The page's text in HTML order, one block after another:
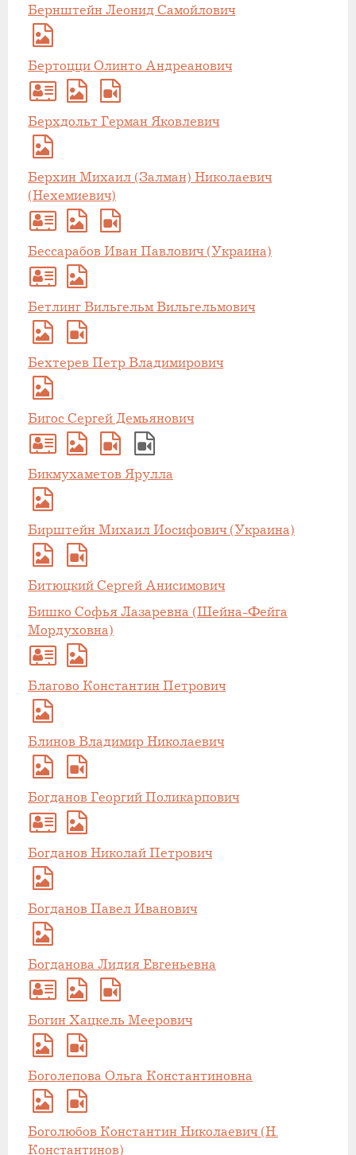
Бернштейн Леонид Самойлович
Бертоцци Олинто Андреанович
Берхдольт Герман Яковлевич
Берхин Михаил (Залман) Николаевич
(Нехемиевич)
Бессарабов Иван Павлович (Украина)
Бетлинг Вильгельм Вильгельмович
Бехтерев Петр Владимирович
Бигос Сергей Демьянович
Бикмухаметов Ярулла
Бирштейн Михаил Иосифович (Украина)
Битюцкий Сергей Анисимович
Бишко Софья Лазаревна (Шейна-Фейга
Мордуховна)
Благово Константин Петрович
Блинов Владимир Николаевич
Богданов Георгий Поликарпович
Богданов Николай Петрович
Богданов Павел Иванович
Богданова Лидия Евгеньевна
Богин Хацкель Меерович
Боголепова Ольга Константиновна
Боголюбов Константин Николаевич (Н.
Константинов)